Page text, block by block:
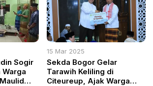
Sogir
15 Mar 2025
Sekda Bogor Gelar
Tarawih Keliling di
Citeureup, Ajak Warga